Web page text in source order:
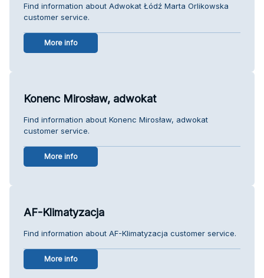
Find information about ​Adwokat Łódź Marta Orlikowska
customer service.
More info
Konenc Mirosław, adwokat
Find information about Konenc Mirosław, adwokat
customer service.
More info
AF-Klimatyzacja
Find information about AF-Klimatyzacja customer service.
More info